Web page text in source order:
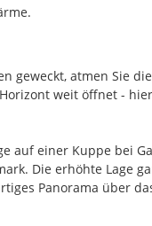
Räumen
vom Blick in die
mit direktem
ein charmantes
Familie, Freunde oder
Ensemble und eröffnet
geweckt, atmen Sie
weit öffnet -
auf einer Kuppe bei
Die erhöhte Lage
Panorama über